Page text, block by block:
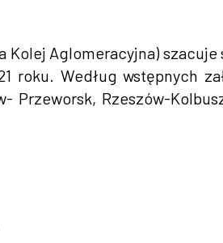
Aglomeracyjna) szacuje
roku. Według wstępnych
Przeworsk, Rzeszów-